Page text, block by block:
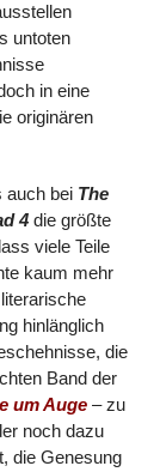
untoten
in eine
originären
auch bei The
4die größte
viele Teile
kaum mehr
hinlänglich
die
Band der
um Auge– zu
noch dazu
die Genesung